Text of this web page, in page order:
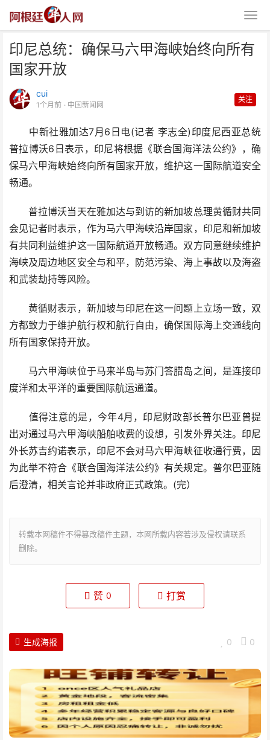
印尼总统：确保马六甲海峡始终向所有
国家开放
cui
1个月前 · 中国新闻网
关注
中新社雅加达7月6日电(记者 李志全)印度尼西亚总统
普拉博沃6日表示，印尼将根据《联合国海洋法公约》，确
保马六甲海峡始终向所有国家开放，维护这一国际航道安全
畅通。
普拉博沃当天在雅加达与到访的新加坡总理黄循财共同
会见记者时表示，作为马六甲海峡沿岸国家，印尼和新加坡
有共同利益维护这一国际航道开放畅通。双方同意继续维护
海峡及周边地区安全与和平，防范污染、海上事故以及海盗
和武装劫持等风险。
黄循财表示，新加坡与印尼在这一问题上立场一致，双
方都致力于维护航行权和航行自由，确保国际海上交通线向
所有国家保持开放。
马六甲海峡位于马来半岛与苏门答腊岛之间，是连接印
度洋和太平洋的重要国际航运通道。
值得注意的是，今年4月，印尼财政部长普尔巴亚曾提
出对通过马六甲海峡船舶收费的设想，引发外界关注。印尼
外长苏吉约诺表示，印尼不会对马六甲海峡征收通行费，因
为此举不符合《联合国海洋法公约》有关规定。普尔巴亚随
后澄清，相关言论并非政府正式政策。(完）
转载本网稿件不得篡改稿件主题，本网所载内容若涉及侵权请联系
删除。
印尼总统：确保马六甲海峡始终向
所有国家开放
赞 0 打赏
0 0
生成海报